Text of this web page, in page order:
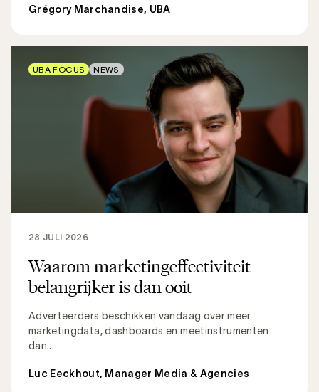
Grégory Marchandise, UBA
Waarom marketingeffectiviteit
belangrijker is dan ooit
Adverteerders beschikken vandaag over meer
marketingdata, dashboards en meetinstrumenten
dan...
28 JULI 2026
Luc Eeckhout, Manager Media & Agencies
UBA FOCUS NEWS